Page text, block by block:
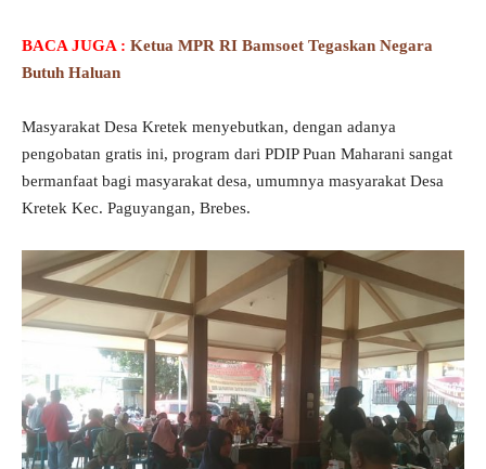
BACA JUGA : Ketua MPR RI Bamsoet Tegaskan Negara
Butuh Haluan
Masyarakat Desa Kretek menyebutkan, dengan adanya
pengobatan gratis ini, program dari PDIP Puan Maharani sangat
bermanfaat bagi masyarakat desa, umumnya masyarakat Desa
Kretek Kec. Paguyangan, Brebes.